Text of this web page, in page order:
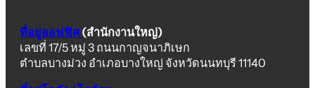
ที่อยู่ออฟฟิศ(สำนักงานใหญ่)
เลขที่ 17/5 หมู่ 3 ถนนกาญจนาภิเษก
ตำบลบางม่วง อำเภอบางใหญ่ จังหวัดนนทบุรี 11140